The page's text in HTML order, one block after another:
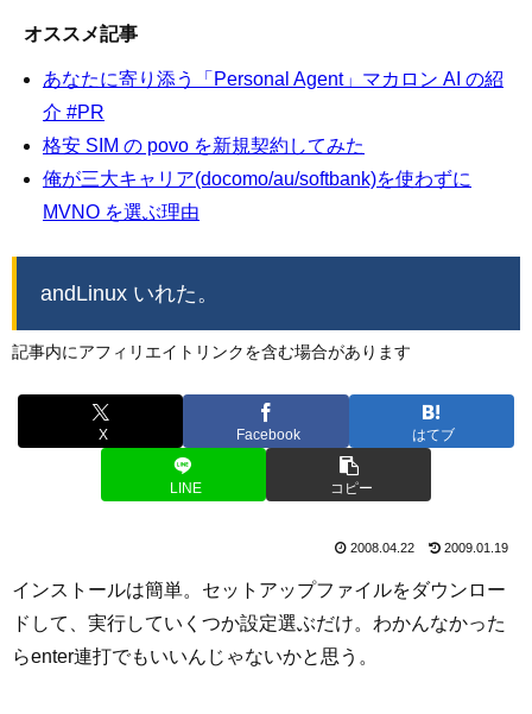
オススメ記事
あなたに寄り添う「Personal Agent」マカロン AI の紹
介 #PR
格安 SIM の povo を新規契約してみた
俺が三大キャリア(docomo/au/softbank)を使わずに
MVNO を選ぶ理由
andLinux いれた。
記事内にアフィリエイトリンクを含む場合があります
X Facebook はてブ
LINE コピー
2008.04.22 2009.01.19
インストールは簡単。セットアップファイルをダウンロー
ドして、実行していくつか設定選ぶだけ。わかんなかった
らenter連打でもいいんじゃないかと思う。